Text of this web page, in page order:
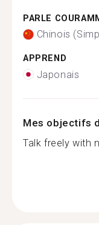
PARLE
Chinois
APPREND
Japonais
Mes objectifs
Talk freely with